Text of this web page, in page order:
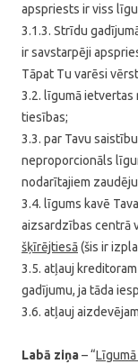
apspriests ir viss
3.1.3. Strīdu
ir savstarpēji
Tāpat Tu varēsi
3.2. līgumā
tiesības;
3.3. par Tavu
neproporcionāls
nodarītajiem
3.4. līgums kavē
aizsardzības centrā
šķīrējtiesā(šis ir
3.5. atļauj
gadījumu, ja tāda
3.6. atļauj
Labā ziņa– “